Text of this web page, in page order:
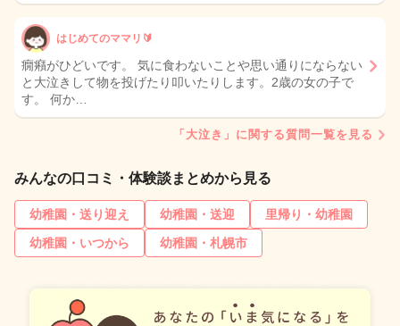
はじめてのママリ🔰
癇癪がひどいです。 気に食わないことや思い通りにならない
と大泣きして物を投げたり叩いたりします。2歳の女の子で
す。 何か…
「大泣き」に関する質問一覧を見る
みんなの口コミ・体験談まとめから見る
幼稚園・送り迎え 幼稚園・送迎
里帰り・幼稚園
幼稚園・いつから
幼稚園・札幌市